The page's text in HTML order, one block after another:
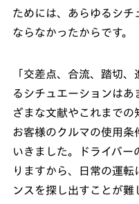
ためには、あらゆるシ
ならなかったからです。
「交差点、合流、踏切
るシチュエーションはあ
ざまな文献やこれまでの
お客様のクルマの使用条
いきました。ドライバー
りますから、日常の運
ンスを探し出すことが難